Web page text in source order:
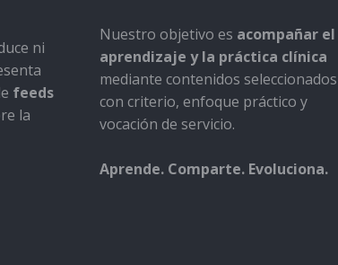
ni
feeds
la
Nuestro objetivo es acompañar el
aprendizaje y la práctica clínica
mediante contenidos seleccionados
con criterio, enfoque práctico y
vocación de servicio.
Aprende. Comparte. Evoluciona.